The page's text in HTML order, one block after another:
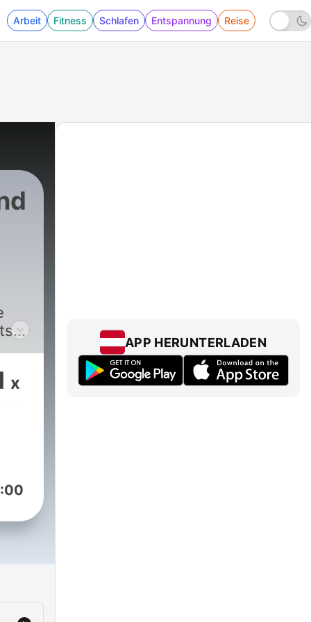
Arbeit Fitness Schlafen Entspannung Reise
x
APP HERUNTERLADEN